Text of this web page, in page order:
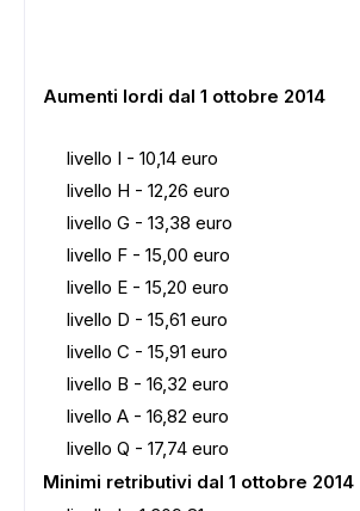
Aumenti lordi dal 1 ottobre 2014
livello I - 10,14 euro
livello H - 12,26 euro
livello G - 13,38 euro
livello F - 15,00 euro
livello E - 15,20 euro
livello D - 15,61 euro
livello C - 15,91 euro
livello B - 16,32 euro
livello A - 16,82 euro
livello Q - 17,74 euro
Minimi retributivi dal 1 ottobre 2014